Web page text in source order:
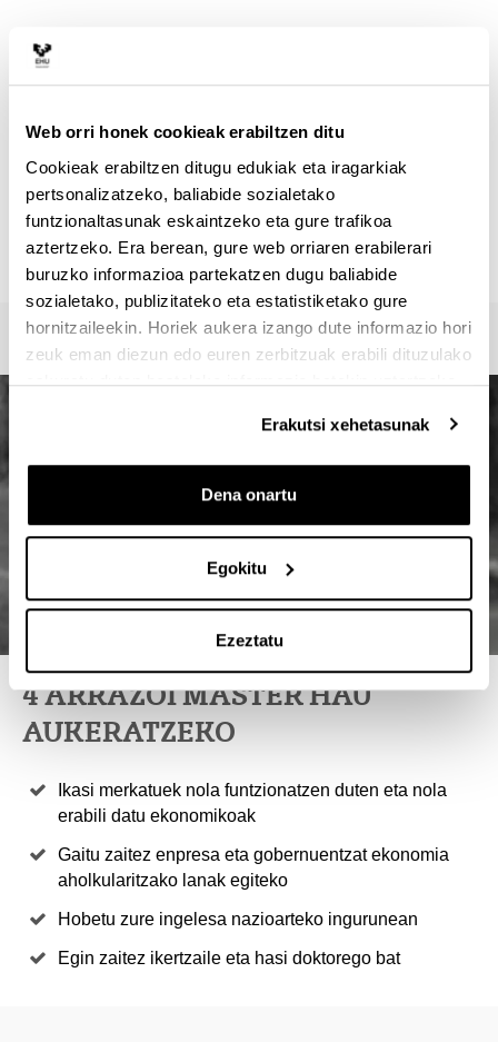
Web orri honek cookieak erabiltzen ditu
Cookieak erabiltzen ditugu edukiak eta iragarkiak
pertsonalizatzeko, baliabide sozialetako
funtzionaltasunak eskaintzeko eta gure trafikoa
aztertzeko. Era berean, gure web orriaren erabilerari
buruzko informazioa partekatzen dugu baliabide
sozialetako, publizitateko eta estatistiketako gure
hornitzaileekin. Horiek aukera izango dute informazio hori
zeuk eman diezun edo euren zerbitzuak erabili dituzulako
eskuratu duten bestelako informazio batekin uztartzeko.
Erakutsi xehetasunak
Dena onartu
Egokitu
Ezeztatu
Masterraren arduraduna :
VEGA BAYO, AINHOA
Master Idazkaritza / Secretaría Máster / Master
Secretariat
oficina-master.fee@ehu.eus
946017082 / 7113 / 3687
4 ARRAZOI MASTER HAU
AUKERATZEKO
Ikasi merkatuek nola funtzionatzen duten eta nola
erabili datu ekonomikoak
Gaitu zaitez enpresa eta gobernuentzat ekonomia
aholkularitzako lanak egiteko
Hobetu zure ingelesa nazioarteko ingurunean
Egin zaitez ikertzaile eta hasi doktorego bat